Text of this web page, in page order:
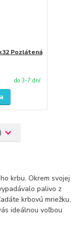
Pozlátená
do 3-7 dní
krbu. Okrem svojej
palivo z
krbovú mriežku,
ideálnou voľbou